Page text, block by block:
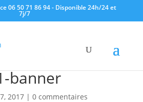
06 50 71 86 94 - Disponible 24h/24 et
7j/7
banner
2017| 0 commentaires